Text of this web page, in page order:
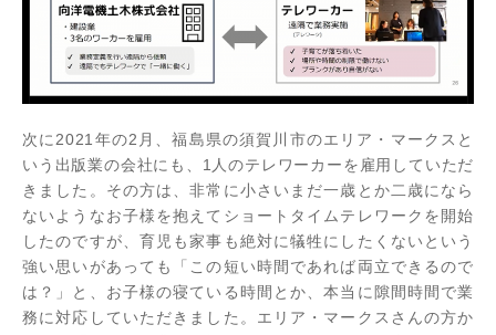
次に2021年の2月、福島県の須賀川市のエリア・マークスと
いう出版業の会社にも、1人のテレワーカーを雇用していただ
きました。その方は、非常に小さいまだ一歳とか二歳になら
ないようなお子様を抱えてショートタイムテレワークを開始
したのですが、育児も家事も絶対に犠牲にしたくないという
強い思いがあっても「この短い時間であれば両立できるので
は？」と、お子様の寝ている時間とか、本当に隙間時間で業
務に対応していただきました。エリア・マークスさんの方か